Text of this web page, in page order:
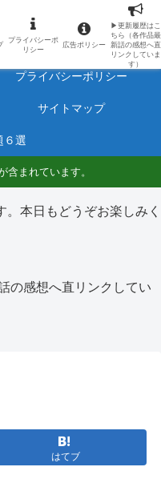
有りで毎日更新しています。
プロフィール
プライバシーポリシー
サイトマップ
６選
含まれています。
本日もどうぞお楽しみく
の感想へ直リンクしてい
はてブ
プライバシーポ
リシー
広告ポリシー
▶更新履歴はこ
ちら（各作品最
新話の感想へ直
リンクしていま
す）